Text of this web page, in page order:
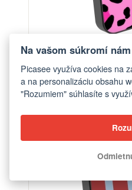
Powerbanka s
od
Na vašom súkromí
Picasee využíva cookies na
a na personalizáciu obsahu
"Rozumiem" súhlasíte s